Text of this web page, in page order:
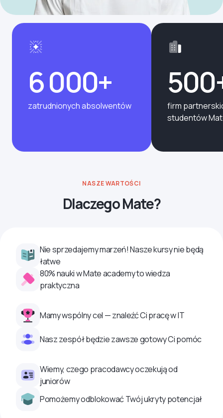
6 000+
zatrudnionych absolwentów
firm
studentów
NASZE WARTOŚCI
Dlaczego Mate?
Nie sprzedajemy marzeń! Nasze kursy nie będą
łatwe
80% nauki w Mate academy to wiedza
praktyczna
Mamy wspólny cel — znaleźć Ci pracę w IT
Nasz zespół będzie zawsze gotowy Ci pomóc
Wiemy, czego pracodawcy oczekują od
juniorów
Pomożemy odblokować Twój ukryty potencjał